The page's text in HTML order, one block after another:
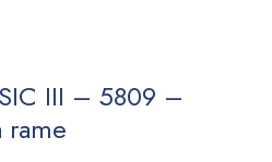
III – 5809 –